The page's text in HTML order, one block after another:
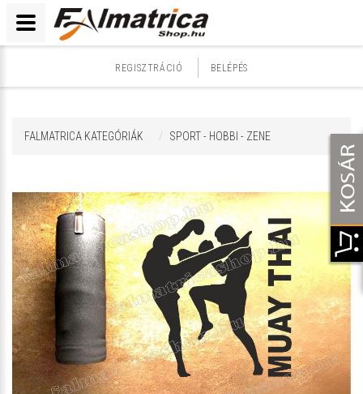
REGISZTRÁCIÓ BELÉPÉS
FALMATRICA KATEGÓRIÁK SPORT - HOBBI - ZENE